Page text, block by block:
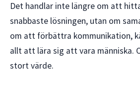
Det handlar inte längre om att
snabbaste lösningen, utan om
om att förbättra kommunikation,
allt att lära sig att vara människa.
stort värde.